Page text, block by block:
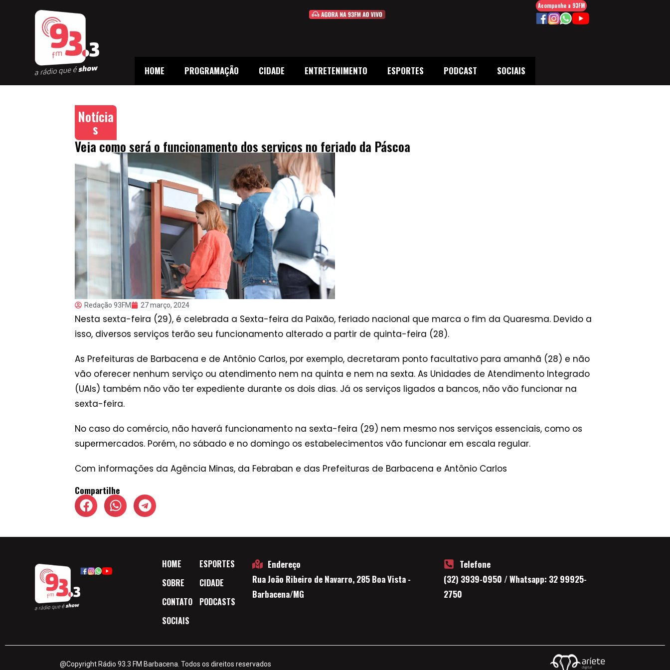
HOME PROGRAMAÇÃO CIDADE ENTRETENIMENTO ESPORTES PODCAST SOCIAIS
Acompanhe a 93FM
Notícia
s
Veja como será o funcionamento dos serviços no feriado da Páscoa
Redação 93FM 27 março, 2024
Nesta sexta-feira (29), é celebrada a Sexta-feira da Paixão, feriado nacional que marca o fim da Quaresma. Devido a
isso, diversos serviços terão seu funcionamento alterado a partir de quinta-feira (28).
As Prefeituras de Barbacena e de Antônio Carlos, por exemplo, decretaram ponto facultativo para amanhã (28) e não
vão oferecer nenhum serviço ou atendimento nem na quinta e nem na sexta. As Unidades de Atendimento Integrado
(UAIs) também não vão ter expediente durante os dois dias. Já os serviços ligados a bancos, não vão funcionar na
sexta-feira.
No caso do comércio, não haverá funcionamento na sexta-feira (29) nem mesmo nos serviços essenciais, como os
supermercados. Porém, no sábado e no domingo os estabelecimentos vão funcionar em escala regular.
Com informações da Agência Minas, da Febraban e das Prefeituras de Barbacena e Antônio Carlos
Compartilhe
HOME
SOBRE
CONTATO
SOCIAIS
ESPORTES
CIDADE
PODCASTS
Endereço
Rua João Ribeiro de Navarro, 285 Boa Vista -
Barbacena/MG
Telefone
(32) 3939-0950 / Whatsapp: 32 99925-
2750
@Copyright Rádio 93.3 FM Barbacena. Todos os direitos reservados